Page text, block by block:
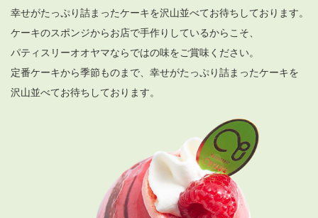
幸せがたっぷり詰まったケーキを沢山並べてお待ちしております。
ケーキのスポンジからお店で手作りしているからこそ、
パティスリーオオヤマならではの味をご賞味ください。
定番ケーキから季節ものまで、幸せがたっぷり詰まったケーキを
沢山並べてお待ちしております。